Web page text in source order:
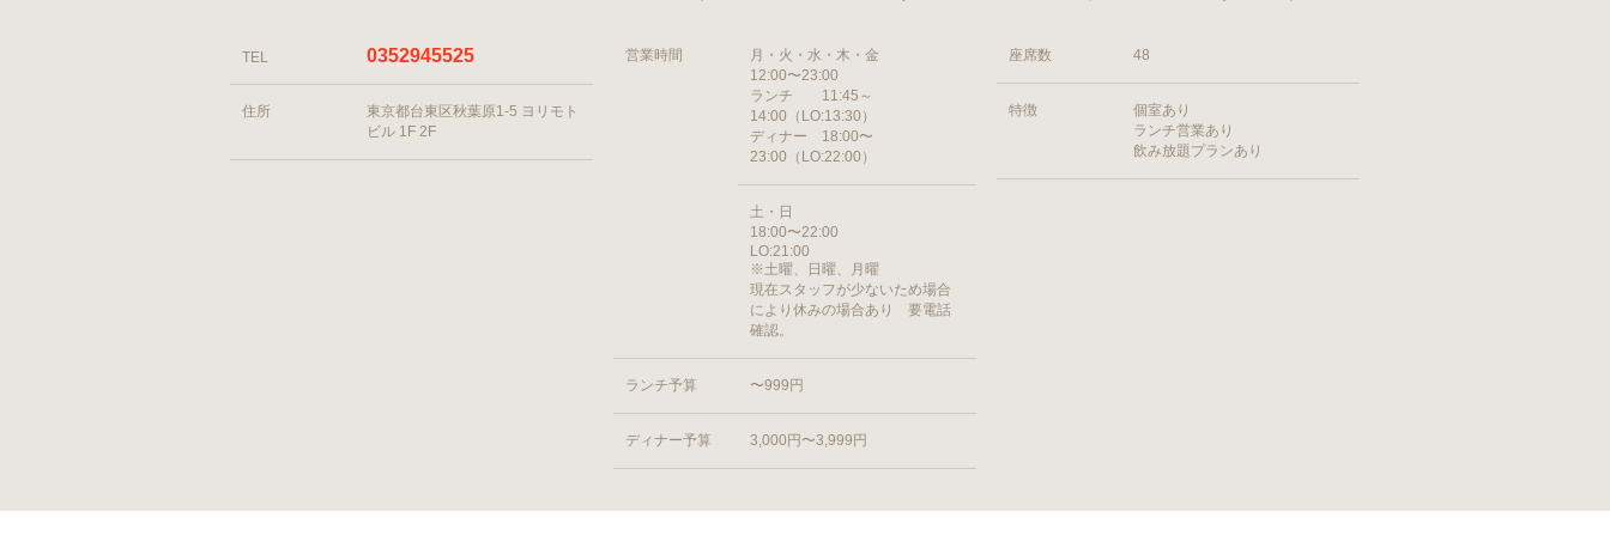
TEL 0352945525
住所
東京都台東区秋葉原1-5 ヨリモト
ビル 1F 2F
営業時間
月・火・水・木・金
12:00〜23:00
ランチ 11:45～
14:00（LO:13:30）
ディナー 18:00〜
23:00（LO:22:00）
土・日
18:00〜22:00
LO:21:00
※土曜、日曜、月曜
現在スタッフが少ないため場合
により休みの場合あり 要電話
確認。
ランチ予算 〜999円
ディナー予算 3,000円〜3,999円
座席数 48
特徴
個室あり
ランチ営業あり
飲み放題プランあり